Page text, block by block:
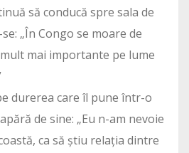
să conducă spre sala de
„În Congo se moare de
mai importante pe lume
durerea care îl pune într-o
de sine: „Eu n-am nevoie
ca să știu relația dintre